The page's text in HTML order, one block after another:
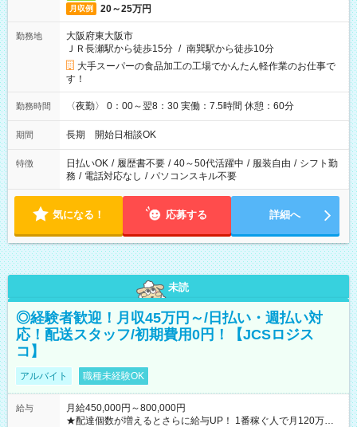
月収例 20～25万円
勤務地
大阪府東大阪市
ＪＲ長瀬駅から徒歩15分 / 南巽駅から徒歩10分
大手スーパーの食品加工の工場でかんたん軽作業のお仕事で
す！
勤務時間 〈夜勤〉 0：00～翌8：30 実働：7.5時間 休憩：60分
期間 長期 開始日相談OK
特徴 日払いOK / 履歴書不要 / 40～50代活躍中 / 服装自由 / シフト勤
務 / 電話対応なし / パソコンスキル不要
気になる！ 応募する 詳細へ
未読
◎経験者歓迎！月収45万円～/日払い・週払い対
応！配送スタッフ/初期費用0円！【JCSロジス
コ】
アルバイト 職種未経験OK
給与
月給450,000円～800,000円
★配達個数が増えるとさらに給与UP！ 1番稼ぐ人で月120万ほ